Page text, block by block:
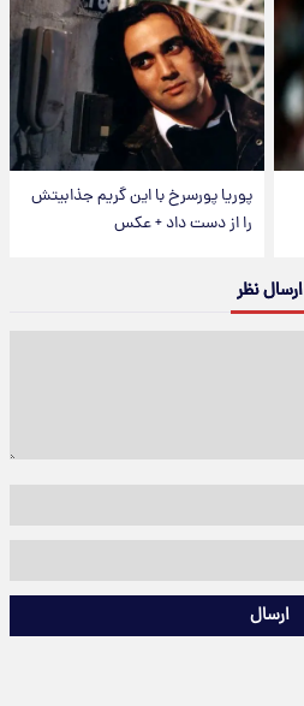
پوریا پورسرخ با این گریم جذابیتش
را از دست داد + عکس
ارسال نظر
ارسال